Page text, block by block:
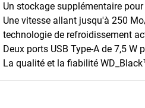
Un stockage supplémentaire
Une vitesse allant jusqu'à 250
technologie de refroidissement
Deux ports USB Type-A de 7,5
La qualité et la fiabilité